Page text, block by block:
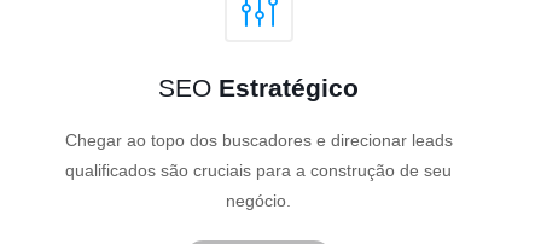
SEO Estratégico
Chegar ao topo dos buscadores e direcionar leads
qualificados são cruciais para a construção de seu
negócio.